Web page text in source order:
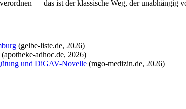
— das ist der klassische Weg, der
(gelbe-liste.de, 2026)
(apotheke-adhoc.de, 2026)
und DiGAV-Novelle (mgo-medizin.de, 2026)